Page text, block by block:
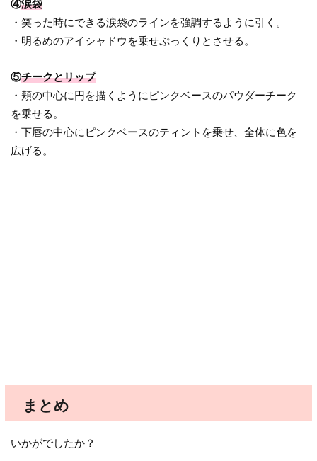
④涙袋
・笑った時にできる涙袋のラインを強調するように引く。
・明るめのアイシャドウを乗せぷっくりとさせる。
⑤チークとリップ
・頬の中心に円を描くようにピンクベースのパウダーチーク
を乗せる。
・下唇の中心にピンクベースのティントを乗せ、全体に色を
広げる。
まとめ
いかがでしたか？